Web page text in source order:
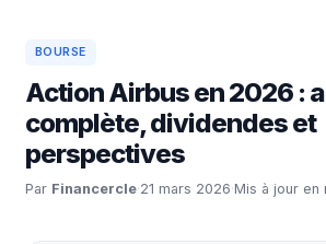
BOURSE
Action Airbus en 2026 :
complète, dividendes et
perspectives
Par Financercle·21 mars 2026·Mis à jour en